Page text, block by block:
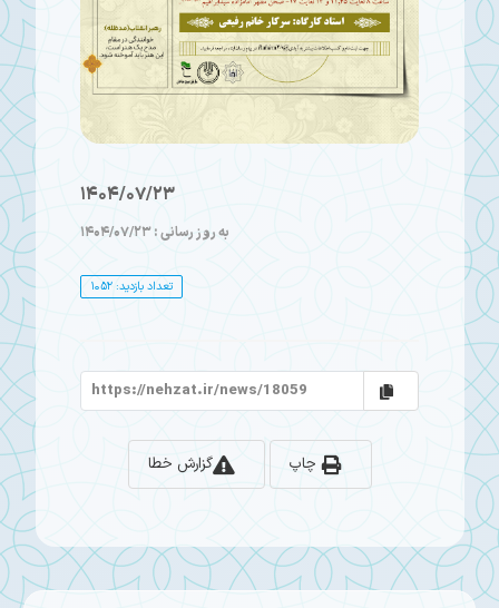
1404/07/23
به روز رسانی : 1404/07/23
تعداد بازدید: 1052
گزارش خطا چاپ